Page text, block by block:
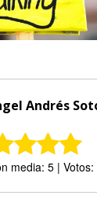
Andrés
media: 5 | Votos: